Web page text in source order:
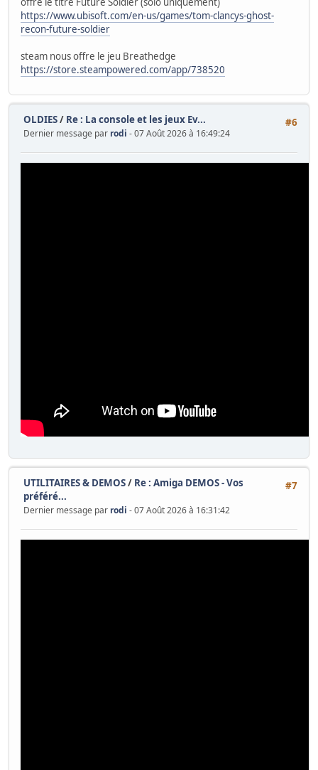
https://www.ubisoft.com/en-us/games/tom-clancys-ghost-
recon-future-soldier
steam nous offre le jeu Breathedge
https://store.steampowered.com/app/738520
#6
OLDIES/ Re : La console et les jeux Ev...
Dernier message par rodi - 07 Août 2026 à 16:49:24
#7
UTILITAIRES & DEMOS/ Re : Amiga DEMOS - Vos
préféré...
Dernier message par rodi - 07 Août 2026 à 16:31:42